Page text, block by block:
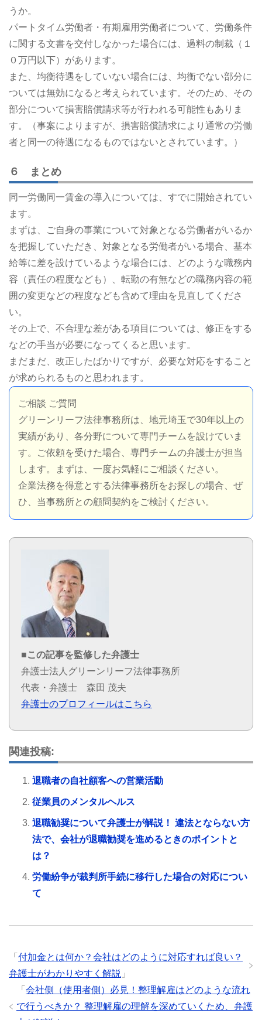
うか。
パートタイム労働者・有期雇用労働者について、労働条件
に関する文書を交付しなかった場合には、過料の制裁（１
０万円以下）があります。
また、均衡待遇をしていない場合には、均衡でない部分に
ついては無効になると考えられています。そのため、その
部分について損害賠償請求等が行われる可能性もありま
す。（事案によりますが、損害賠償請求により通常の労働
者と同一の待遇になるものではないとされています。）
６ まとめ
同一労働同一賃金の導入については、すでに開始されてい
ます。
まずは、ご自身の事業について対象となる労働者がいるか
を把握していただき、対象となる労働者がいる場合、基本
給等に差を設けているような場合には、どのような職務内
容（責任の程度なども）、転勤の有無などの職務内容の範
囲の変更などの程度なども含めて理由を見直してくださ
い。
その上で、不合理な差がある項目については、修正をする
などの手当が必要になってくると思います。
まだまだ、改正したばかりですが、必要な対応をすること
が求められるものと思われます。
ご相談 ご質問
グリーンリーフ法律事務所は、地元埼玉で30年以上の
実績があり、各分野について専門チームを設けていま
す。ご依頼を受けた場合、専門チームの弁護士が担当
します。まずは、一度お気軽にご相談ください。
企業法務を得意とする法律事務所をお探しの場合、ぜ
ひ、当事務所との顧問契約をご検討ください。
■この記事を監修した弁護士
弁護士法人グリーンリーフ法律事務所
代表・弁護士 森田 茂夫
弁護士のプロフィールはこちら
関連投稿:
退職者の自社顧客への営業活動
従業員のメンタルヘルス
退職勧奨について弁護士が解説！ 違法とならない方
法で、会社が退職勧奨を進めるときのポイントと
は？
労働紛争が裁判所手続に移行した場合の対応につい
て
「 付加金とは何か？会社はどのように対応すれば良い？
弁護士がわかりやすく解説 」
「 会社側（使用者側）必見！整理解雇はどのような流れ
で行うべきか？ 整理解雇の理解を深めていくため、弁護